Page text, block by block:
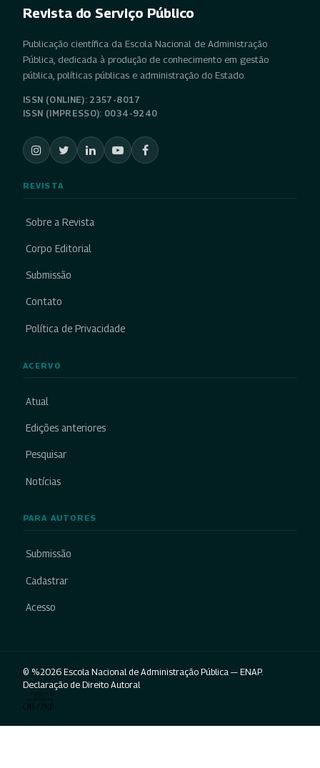
Revista do Serviço Público
Publicação científica da Escola Nacional de Administração
Pública, dedicada à produção de conhecimento em gestão
pública, políticas públicas e administração do Estado.
ISSN (ONLINE): 2357-8017
ISSN (IMPRESSO): 0034-9240
REVISTA
Sobre a Revista
Corpo Editorial
Submissão
Contato
Política de Privacidade
ACERVO
Atual
Edições anteriores
Pesquisar
Notícias
PARA AUTORES
Submissão
Cadastrar
Acesso
© %2026 Escola Nacional de Administração Pública — ENAP.
Declaração de Direito Autoral